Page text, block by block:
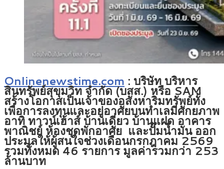
Onlinenewstime.com : บริษัท บริหาร
สินทรัพย์สุขุมวิท จำกัด (บสส.) หรือ SAM
สร้างโอกาสเป็นเจ้าของอสังหาริมทรัพย์ทั้ง
เพื่อการลงทุนและอยู่อาศัยบนทำเลมีศักยภาพ
อาทิ ทาวน์เฮ้าส์ บ้านเดี่ยว บ้านแฝด อาคาร
พาณิชย์ ห้องชุดพักอาศัย และปั๊มน้ำมัน ออก
ประมูลให้ผู้สนใจช่วงเดือนกรกฎาคม 2569
รวมทั้งหมด 46 รายการ มูลค่ารวมกว่า 253
ล้านบาท